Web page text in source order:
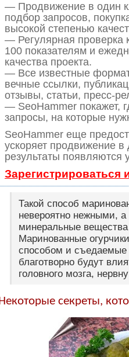
— Продвижение в один
подбор запросов,
высокой степенью
— Регулярная проверка
100 показателям и
качества проекта.
— Все известные
вечные ссылки,
отзывы, статьи, пресс-
— SeoHammer покажет,
запросы, на которые
SeoHammer еще
ускоряет продвижение
результаты появляются
Зарегистрироваться
Такой способ
невероятно нежными,
минеральные
Маринованные
способом и
благотворно будут
головного мозга,
Некоторые секреты,